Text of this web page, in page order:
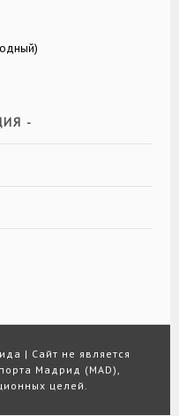
| Сайт не является
Мадрид (MAD),
целей.